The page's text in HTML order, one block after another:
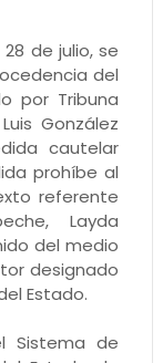
de julio, se
del
por Tribuna
González
cautelar
prohíbe al
referente
Layda
del medio
designado
Estado.
Sistema de